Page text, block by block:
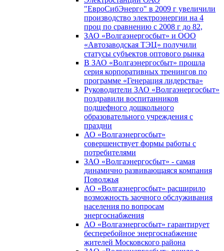
"ЕвроСибЭнерго" в 2009 г увеличили
производство электроэнергии на 4
проц по сравнению с 2008 г до 82,
ЗАО «Волгаэнергосбыт» и ООО
«Автозаводская ТЭЦ» получили
статусы субъектов оптового рынка
В ЗАО «Волгаэнергосбыт» прошла
серия корпоративных тренингов по
программе «Генерация лидерства»
Руководители ЗАО «Волгаэнергосбыт»
поздравили воспитанников
подшефного дошкольного
образовательного учреждения с
праздни
АО «Волгаэнергосбыт»
совершенствует формы работы с
потребителями
ЗАО «Волгаэнергосбыт» - самая
динамично развивающаяся компания
Поволжья
АО «Волгаэнергосбыт» расширило
возможность заочного обслуживания
населения по вопросам
энергоснабжения
АО «Волгаэнергосбыт» гарантирует
бесперебойное энергоснабжение
жителей Московского района